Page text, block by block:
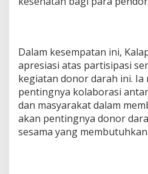
Dalam kesempatan ini,
apresiasi atas partisipasi
kegiatan donor darah ini. Ia
pentingnya kolaborasi
dan masyarakat dalam
akan pentingnya donor
sesama yang membutuhkan.